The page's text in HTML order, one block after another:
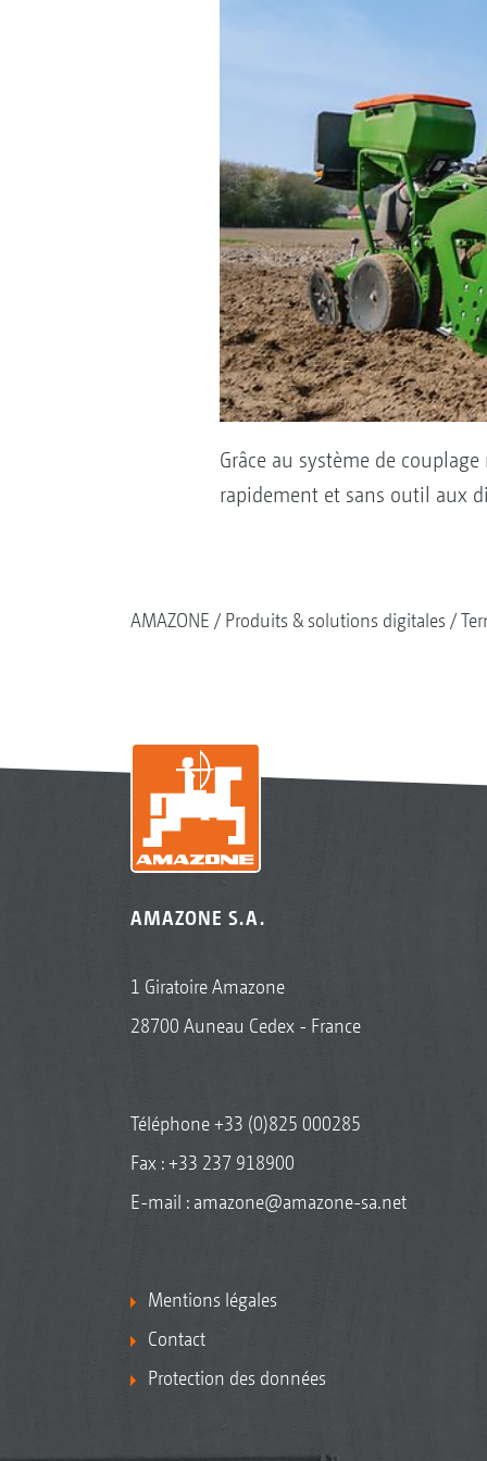
Grâce au système de
rapidement et sans outil aux
AMAZONE Produits & solutions digitales
AMAZONE S.A.
1 Giratoire Amazone
28700 Auneau Cedex - France
Téléphone+33 (0)825 000285
Fax : +33 237 918900
E-mail : amazone@amazone-sa.net
Mentions légales
Contact
Protection des données